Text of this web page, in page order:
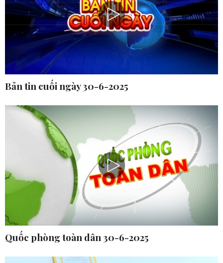
Bản tin cuối ngày 30-6-2025
Quốc phòng toàn dân 30-6-2025